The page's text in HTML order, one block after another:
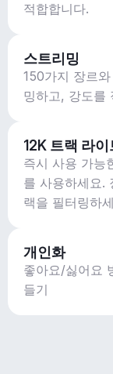
적합합니다.
스트리밍
150가지 장르
밍하고, 강도를
12K 트랙 라이
즉시 사용 가능
를 사용하세요.
랙을 필터링하
개인화
좋아요/싫어요
들기